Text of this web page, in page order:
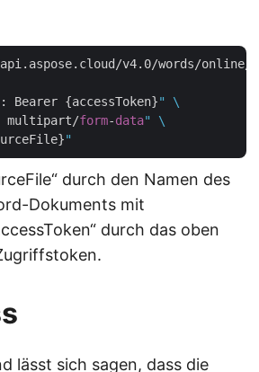
v4.0/words/online/
Bearer {accessToken}" \
multipart/form-data" \
durch den Namen des
Dokuments mit
durch das oben
lässt sich sagen, dass die